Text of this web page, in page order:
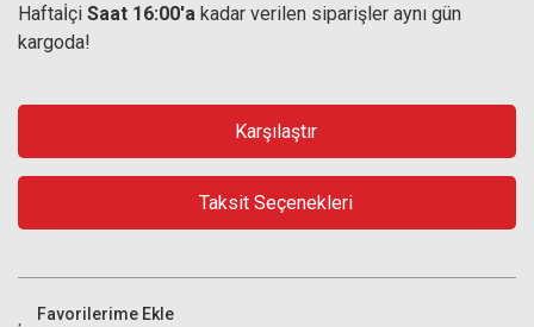
Haftaİçi Saat 16:00'a kadar verilen siparişler aynı gün
kargoda!
Karşılaştır
Taksit Seçenekleri